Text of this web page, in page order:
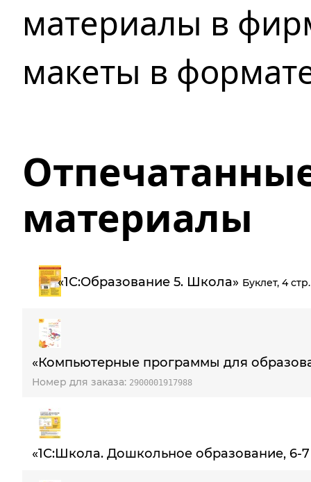
материалы в
макеты в
материалы
«1С:Образование 5. Школа» Буклет, 4 стр.
«Компьютерные программы для
Номер для заказа: 2900001917988
«1С:Школа. Дошкольное образование, 6-7